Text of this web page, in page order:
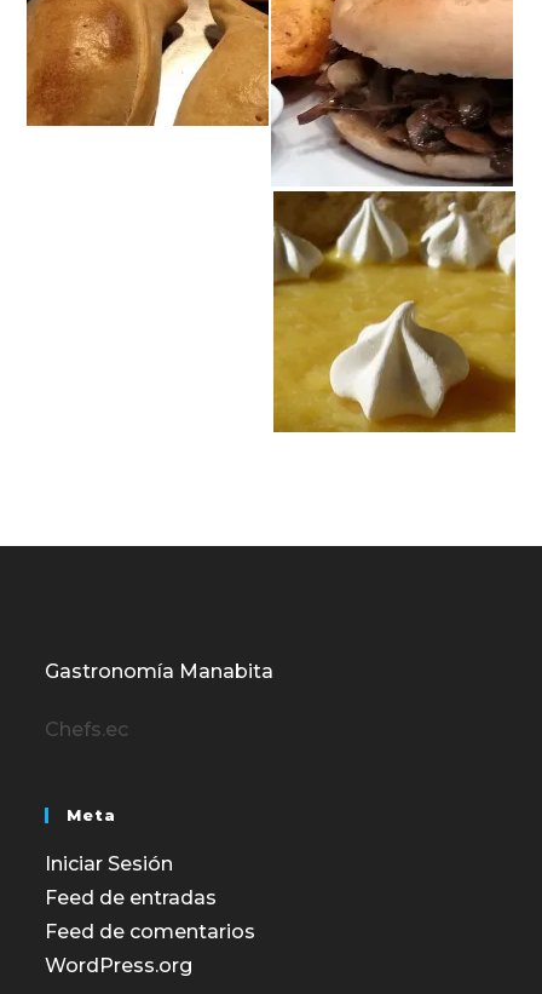
Gastronomía Manabita
Chefs.ec
Meta
Iniciar Sesión
Feed de entradas
Feed de comentarios
WordPress.org